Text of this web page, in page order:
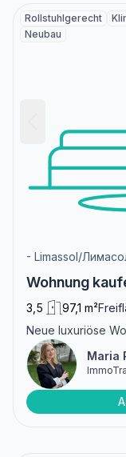
Rollstuhlgerecht
Neubau
- Limassol/
Wohnung
3,5 97,1 m²
Neue luxuriöse
Maria